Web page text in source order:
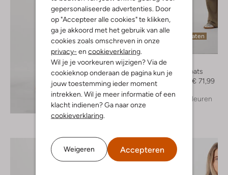
gepersonaliseerde advertenties. Door
op "Accepteer alle cookies" te klikken,
ga je akkoord met het gebruik van alle
cookies zoals omschreven in onze
privacy- en cookieverklaring
Wil je je voorkeuren wijzigen? Via de
cookieknop onderaan de pagina kun je
jouw toestemming ieder moment
intrekken. Wil je meer informatie of een
klacht indienen? Ga naar onze
cookieverklaring
Weigeren Accepteren
Ontdek de look
Laatste maten
Notre-V
Trenchcoats
€ 71,99
+ meer kleuren